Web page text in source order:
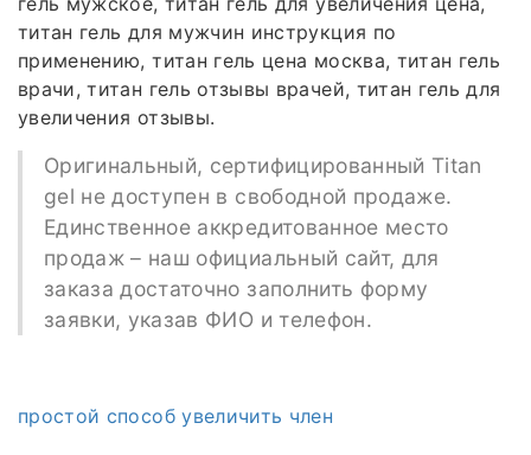
титан гель для мужчин инструкция по
применению, титан гель цена москва, титан гель
врачи, титан гель отзывы врачей, титан гель для
увеличения отзывы.
Оригинальный, сертифицированный Titan
gel не доступен в свободной продаже.
Единственное аккредитованное место
продаж – наш официальный сайт, для
заказа достаточно заполнить форму
заявки, указав ФИО и телефон.
простой способ увеличить член